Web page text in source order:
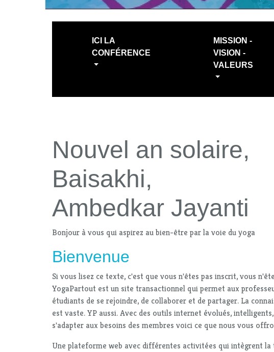
ICI LA
CONFÉRENCE
MISSION -
VISION -
VALEURS
Nouvel an solaire,
Baisakhi,
Ambedkar Jayanti
Bonjour à vous qui aspirez au bien-être par la voie du yoga
Bienvenue
Si vous lisez ce texte, c'est que vous n'êtes pas inscrit, vous
YogaPartout est un site transactionnel qui permet aux
étudiants de se rejoindre, de collaborer et de partager. La
est vaste. YP aussi. Avec des outils internet évolués,
s'adapter aux besoins des membres voici ce que nous vous
Une plateforme web avec différentes activitées qui intègrent la